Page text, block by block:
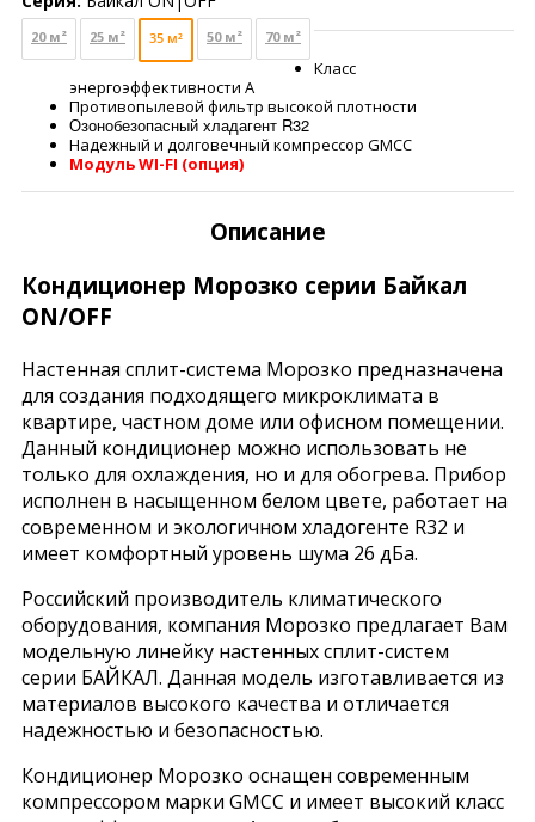
20 м² 25 м² 35 м² 50 м² 70 м²
Класс
энергоэффективности А
Противопылевой фильтр высокой плотности
Озонобезопасный хладагент R32
Надежный и долговечный компрессор GMCC
Модуль WI-FI (опция)
Описание
Кондиционер Морозко серии Байкал
ON/OFF
Настенная сплит-система Морозко предназначена
для создания подходящего микроклимата в
квартире, частном доме или офисном помещении.
Данный кондиционер можно использовать не
только для охлаждения, но и для обогрева. Прибор
исполнен в насыщенном белом цвете, работает на
современном и экологичном хладогенте R32 и
имеет комфортный уровень шума 26 дБа.
Российский производитель климатического
оборудования, компания Морозко предлагает Вам
модельную линейку настенных сплит-систем
серии БАЙКАЛ. Данная модель изготавливается из
материалов высокого качества и отличается
надежностью и безопасностью.
Кондиционер Морозко оснащен современным
компрессором марки GMCC и имеет высокий класс